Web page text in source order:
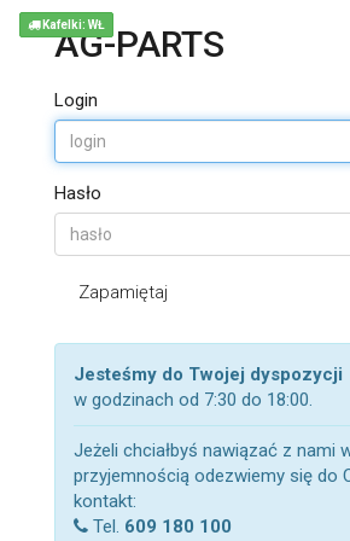
AG-PARTS
Login
Hasło
Zapamiętaj
Jesteśmy do Twojej dyspozycji
w godzinach od 7:30 do 18:00.
Jeżeli chciałbyś nawiązać z nami
przyjemnością odezwiemy się do
kontakt:
Tel. 609 180 100
Kafelki: WŁ